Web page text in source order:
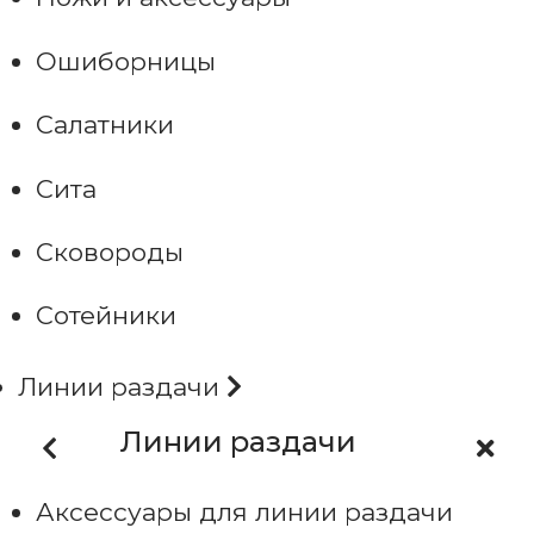
Ошиборницы
Салатники
Сита
Сковороды
Сотейники
Линии раздачи
Линии раздачи
Аксессуары для линии раздачи